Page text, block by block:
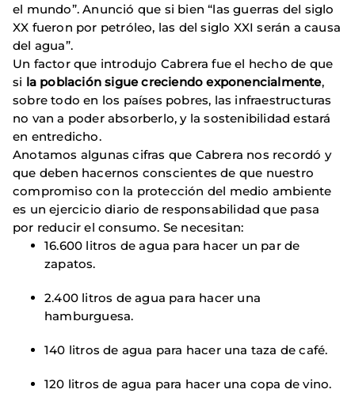
el mundo”. Anunció que si bien “las guerras del siglo
XX fueron por petróleo, las del siglo XXI serán a causa
del agua”.
Un factor que introdujo Cabrera fue el hecho de que
si la población sigue creciendo exponencialmente,
sobre todo en los países pobres, las infraestructuras
no van a poder absorberlo, y la sostenibilidad estará
en entredicho.
Anotamos algunas cifras que Cabrera nos recordó y
que deben hacernos conscientes de que nuestro
compromiso con la protección del medio ambiente
es un ejercicio diario de responsabilidad que pasa
por reducir el consumo. Se necesitan:
16.600 litros de agua para hacer un par de
zapatos.
2.400 litros de agua para hacer una
hamburguesa.
140 litros de agua para hacer una taza de café.
120 litros de agua para hacer una copa de vino.